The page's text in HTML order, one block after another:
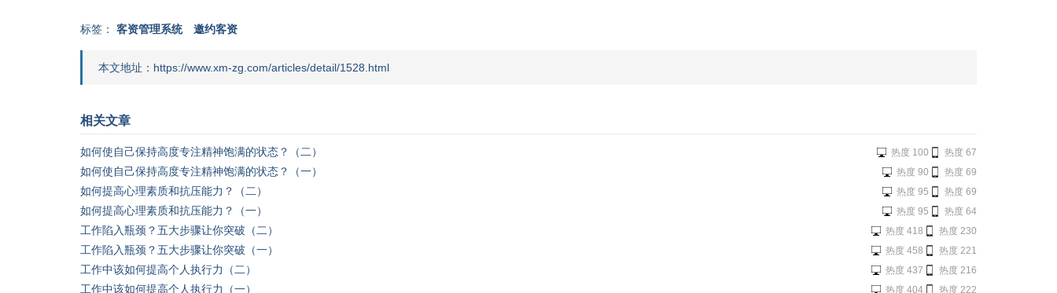
标签： 客资管理系统 邀约客资
本文地址：https://www.xm-zg.com/articles/detail/1528.html
相关文章
如何使自己保持高度专注精神饱满的状态？（二） 热度 67
热度 100
如何使自己保持高度专注精神饱满的状态？（一） 热度 69
热度 90
如何提高心理素质和抗压能力？（二） 热度 69
热度 95
如何提高心理素质和抗压能力？（一） 热度 64
热度 95
工作陷入瓶颈？五大步骤让你突破（二） 热度 230
热度 418
工作陷入瓶颈？五大步骤让你突破（一） 热度 221
热度 458
工作中该如何提高个人执行力（二） 热度 216
热度 437
工作中该如何提高个人执行力（一） 热度 222
热度 404